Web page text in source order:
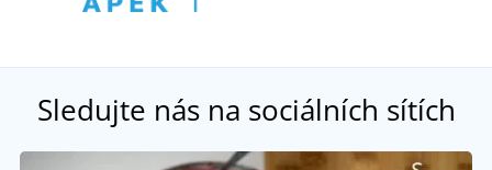
Sledujte nás na sociálních sítích